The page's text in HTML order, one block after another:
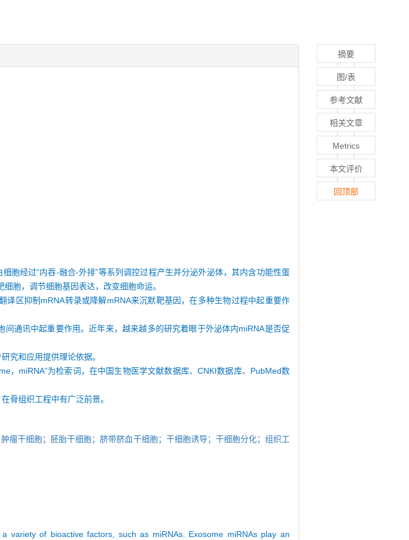
胞经过“内吞-融合-外排”等系列调控过程产生并分泌外泌体，其内含功能性蛋
胞，调节细胞基因表达，改变细胞命运。
区抑制mRNA转录或降解mRNA来沉默靶基因，在多种生物过程中起重要作
通讯中起重要作用。近年来，越来越多的研究着眼于外泌体内miRNA是否促
究和应用提供理论依据。
，miRNA”为检索词，在中国生物医学文献数据库、CNKI数据库、PubMed数
骨组织工程中有广泛前景。
瘤干细胞；胚胎干细胞；脐带脐血干细胞；干细胞诱导；干细胞分化；组织工
variety of bioactive factors, such as miRNAs. Exosome miRNAs play an
摘要
图/表
参考文献
相关文章
Metrics
本文评价
回顶部